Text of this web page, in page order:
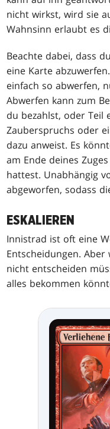
nicht wirkst, wird sie
Wahnsinn erlaubt es
Beachte dabei, dass
eine Karte
einfach so abwerfen,
Abwerfen kann zum
du bezahlst, oder Teil
Zauberspruchs oder
dazu anweist. Es
am Ende deines
hattest. Unabhängig
abgeworfen, sodass
ESKALIEREN
Innistrad ist oft eine
Entscheidungen.
nicht entscheiden
alles bekommen